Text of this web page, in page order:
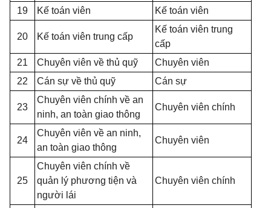
19
Kế toán viên Kế toán viên
20 Kế toán viên trung cấp
Kế toán viên trung
cấp
21
Chuyên viên về thủ quỹ
Chuyên viên
22
Cán sự về thủ quỹ Cán sự
23
Chuyên viên chính về an
ninh, an toàn giao thông
Chuyên viên chính
24
Chuyên viên về an ninh,
an toàn giao thông
Chuyên viên
25
Chuyên viên chính về
quản lý phương tiện và
người lái
Chuyên viên chính